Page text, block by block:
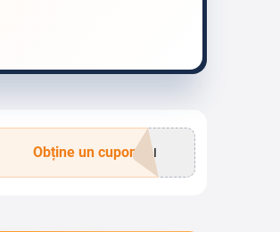
PLI
Obține un cupon